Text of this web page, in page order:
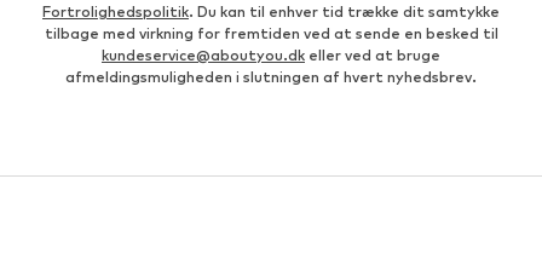
Fortrolighedspolitik. Du kan til enhver tid trække dit samtykke
tilbage med virkning for fremtiden ved at sende en besked til
kundeservice@aboutyou.dk eller ved at bruge
afmeldingsmuligheden i slutningen af hvert nyhedsbrev.